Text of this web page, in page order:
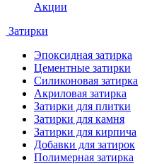
Акции
Затирки
Эпоксидная затирка
Цементные затирки
Силиконовая затирка
Акриловая затирка
Затирки для плитки
Затирки для камня
Затирки для кирпича
Добавки для затирок
Полимерная затирка